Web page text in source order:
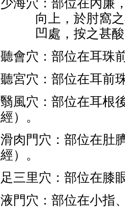
少海穴：部位在內廉
向上，於肘窩
凹處，按之甚
聽會穴：部位在耳珠
聽宮穴：部位在耳前
翳風穴：部位在耳根
經）。
滑肉門穴：部位在肚
經）。
足三里穴：部位在膝
液門穴：部位在小指